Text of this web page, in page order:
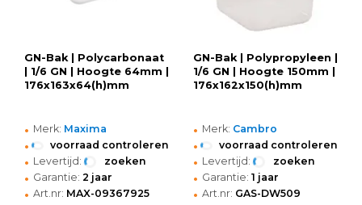
GN-Bak | Polycarbonaat
| 1/6 GN | Hoogte 64mm |
176x163x64(h)mm
• Merk: Maxima
• voorraad controleren
• Levertijd: zoeken
• Garantie: 2 jaar
• Art.nr: MAX-09367925
GN-Bak | Polypropyleen |
1/6 GN | Hoogte 150mm |
176x162x150(h)mm
• Merk: Cambro
• voorraad controleren
• Levertijd: zoeken
• Garantie: 1 jaar
• Art.nr: GAS-DW509